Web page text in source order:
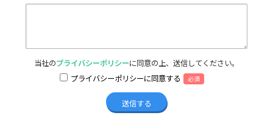
当社のプライバシーポリシーに同意の上、送信してください。
プライバシーポリシーに同意する
必須